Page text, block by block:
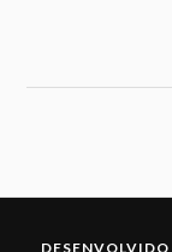
DESENVOLVIDO